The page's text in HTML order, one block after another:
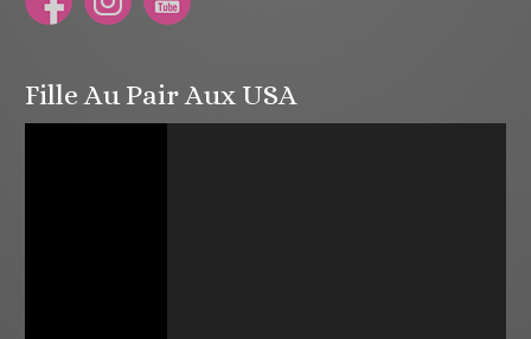
Fille Au Pair Aux USA